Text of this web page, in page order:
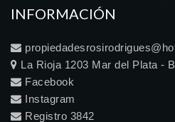
INFORMACIÓN
La Rioja 1203 Mar del Plata -
Facebook
Instagram
Registro 3842